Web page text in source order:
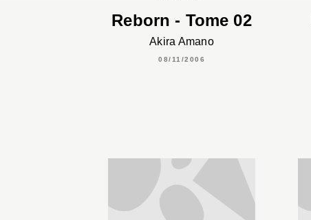
Reborn - Tome 02
Akira Amano
08/11/2006